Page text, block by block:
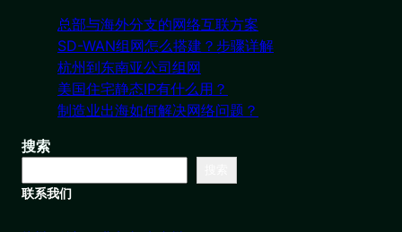
总部与海外分支的网络互联方案
SD-WAN组网怎么搭建？步骤详解
杭州到东南亚公司组网
美国住宅静态IP有什么用？
制造业出海如何解决网络问题？
搜索
联系我们